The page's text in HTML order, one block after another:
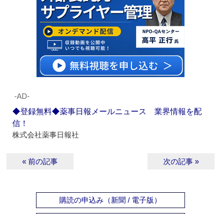
‐AD‐
◆登録無料◆薬事日報メールニュース 業界情報を配
信！
株式会社薬事日報社
« 前の記事 次の記事 »
購読の申込み（新聞 / 電子版）